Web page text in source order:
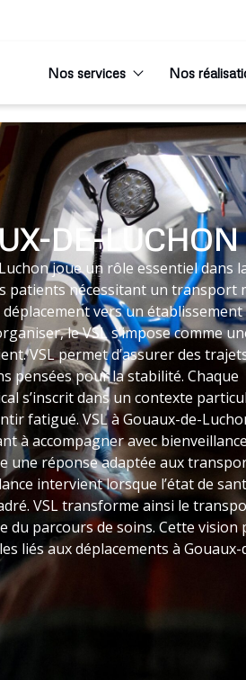
Nos services Nos
DE-LUCHON
joue un rôle essentiel dans
patients nécessitant un transport
déplacement vers un
le VSL s’impose comme
VSL permet d’assurer des
pensées pour la stabilité. Chaque
s’inscrit dans un contexte
fatigué. VSL à Gouaux-de-
à accompagner avec
une réponse adaptée aux
intervient lorsque l’état de
VSL transforme ainsi le
du parcours de soins. Cette vision
liés aux déplacements à